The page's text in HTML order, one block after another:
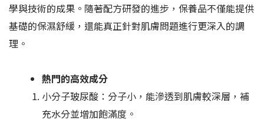
學與技術的成果。隨著配方研發的進步，保養品不僅能提供
基礎的保濕舒緩，還能真正針對肌膚問題進行更深入的調
理。
熱門的高效成分
小分子玻尿酸：分子小，能滲透到肌膚較深層，補
充水分並增加飽滿度。